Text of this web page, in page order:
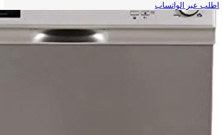
اطلب عبر الواتساب